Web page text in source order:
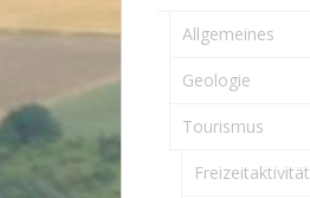
Allgemeines
Geologie
Tourismus
Freizeitaktivität